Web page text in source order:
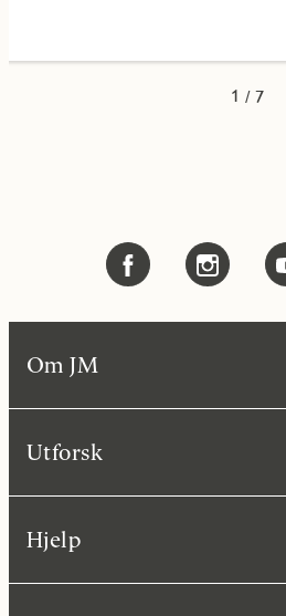
Passasjen
1
2
3
4
5
6
7 / 7
Om JM
Utforsk
Hjelp